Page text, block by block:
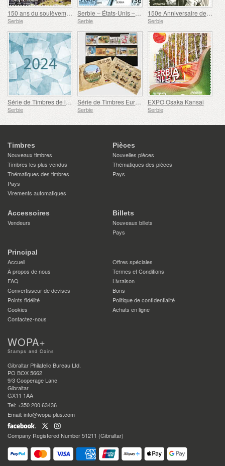
150 ans du soulèvement de Nevesinje
Serbie
Serbie – États-Unis – 100e anniversaire de la naissance de Douglas Engelbart
Serbie
150e Anniversaire de la Naissance de Rodolphe Archibald Reiss
Serbie
Série de Timbres de l'année
Serbie
Série de Timbres Europe 2007-2016
Serbie
EXPO Osaka Kansai
Serbie
Timbres
Nouveaux timbres
Timbres les plus vendus
Thématiques des timbres
Pays
Virements automatiques
Pièces
Nouvelles pièces
Thématiques des pièces
Pays
Accessoires
Vendeurs
Billets
Nouveaux billets
Pays
Principal
Accueil
Offres spéciales
À propos de nous
Termes et Conditions
FAQ
Livraison
Convertisseur de devises
Bons
Points fidélité
Politique de confidentialité
Cookies
Achats en ligne
Contactez-nous
WOPA+
Stamps and Coins
Gibraltar Philatelic Bureau Ltd.
PO BOX 5662
9/3 Cooperage Lane
Gibraltar
GX11 1AA
Tel: +350 200 63436
Email: info@wopa-plus.com
Company Registered Number 51211 (Gibraltar)